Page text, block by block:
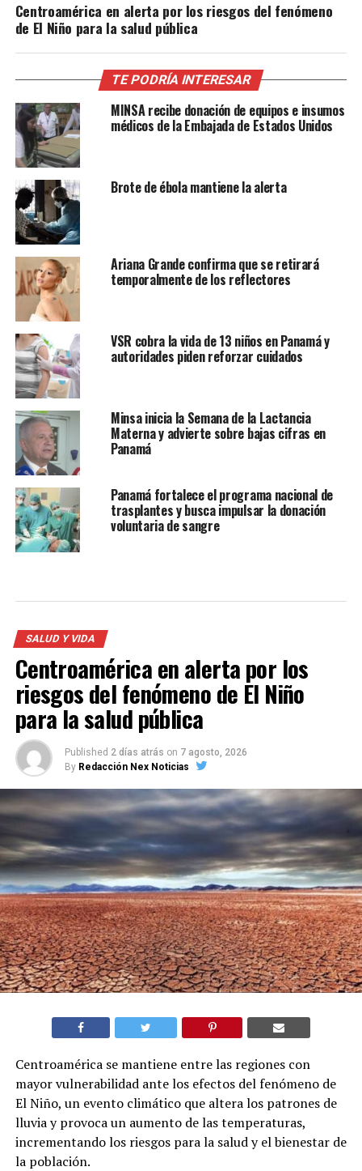
Centroamérica en alerta por los riesgos del fenómeno
de El Niño para la salud pública
TE PODRÍA INTERESAR
MINSA recibe donación de equipos e insumos
médicos de la Embajada de Estados Unidos
Brote de ébola mantiene la alerta
Ariana Grande confirma que se retirará
temporalmente de los reflectores
VSR cobra la vida de 13 niños en Panamá y
autoridades piden reforzar cuidados
Minsa inicia la Semana de la Lactancia
Materna y advierte sobre bajas cifras en
Panamá
Panamá fortalece el programa nacional de
trasplantes y busca impulsar la donación
voluntaria de sangre
SALUD Y VIDA
Centroamérica en alerta por los
riesgos del fenómeno de El Niño
para la salud pública
Published 2 días atrás on 7 agosto, 2026
By Redacción Nex Noticias
Centroamérica se mantiene entre las regiones con
mayor vulnerabilidad ante los efectos del fenómeno de
El Niño, un evento climático que altera los patrones de
lluvia y provoca un aumento de las temperaturas,
incrementando los riesgos para la salud y el bienestar de
la población.